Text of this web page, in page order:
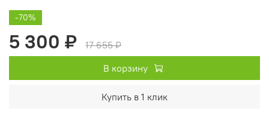
-70%
5 300 ₽
17 655 ₽
В корзину
Купить в 1 клик